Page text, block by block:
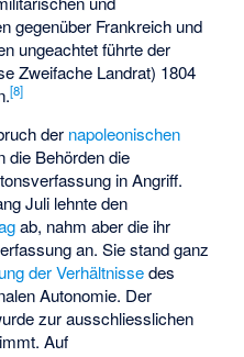
gegenüber Frankreich und
ungeachtet führte der
Zweifache Landrat) 1804
[8]
der napoleonischen
die Behörden die
in Angriff.
Juli lehnte den
ab, nahm aber die ihr
an. Sie stand ganz
der Verhältnissedes
Autonomie. Der
zur ausschliesslichen
Auf